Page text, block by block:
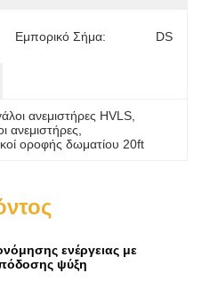
Εμπορικό Σήμα: DS
ανεμιστήρες HVLS
ανεμιστήρες
οροφής δωματίου 20ft
ενέργειας με
ψύξη